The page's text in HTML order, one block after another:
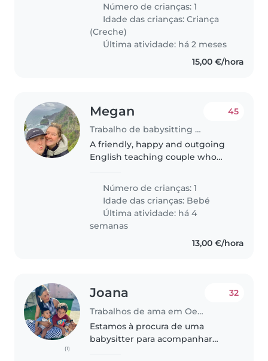
play and explore, so we'd prefer
someone who can keep..
Número de crianças: 1
Idade das crianças:Criança
(Creche)
Última atividade: há 2 meses
15,00 €/hora
Megan
Trabalho de babysitting em Oeiras
45
A friendly, happy and outgoing
English teaching couple who
Portugal. We love the outdoors,
hiking, swimming and eating
good food!
Número de crianças: 1
Idade das crianças: Bebé
Última atividade: há 4
semanas
13,00 €/hora
(1)
Joana
Trabalhos de ama em Oeiras
32
Estamos à procura de uma
babysitter para acompanhar